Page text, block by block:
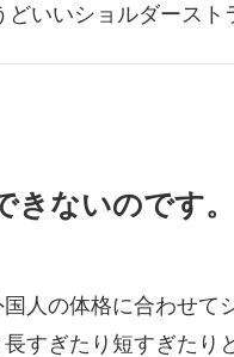
どいいショルダースト
ないのです。
人の体格に合わせて
すぎたり短すぎたり